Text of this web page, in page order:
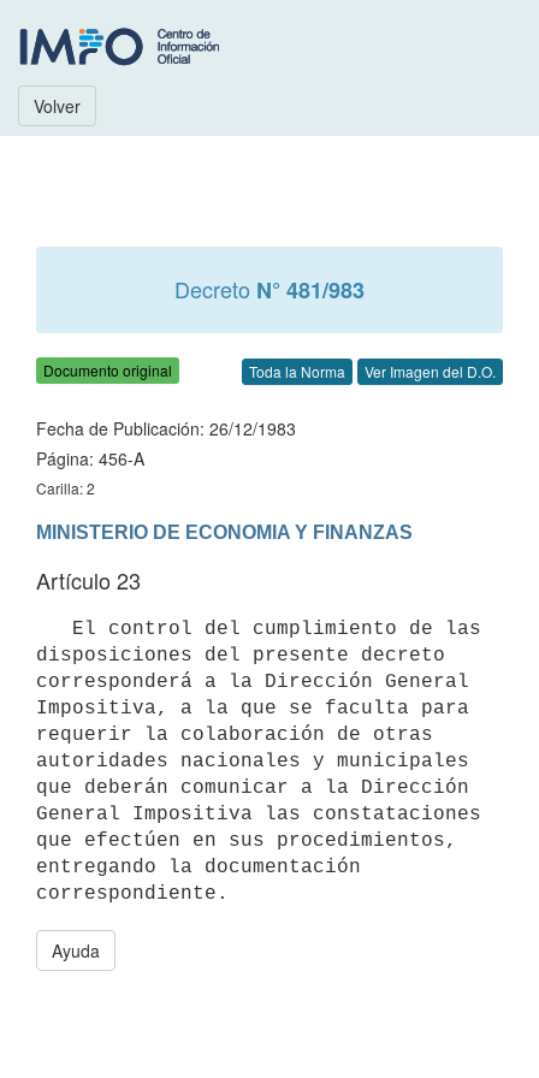
Volver
Decreto N° 481/983
Documento original Toda la Norma Ver Imagen del D.O.
Fecha de Publicación: 26/12/1983
Página: 456-A
Carilla: 2
MINISTERIO DE ECONOMIA Y FINANZAS
Artículo 23
disposiciones del presente decreto
corresponderá a la Dirección General
Impositiva, a la que se faculta para
requerir la colaboración de otras
autoridades nacionales y municipales
que deberán comunicar a la Dirección
General Impositiva las constataciones
que efectúen en sus procedimientos,
entregando la documentación
Ayuda